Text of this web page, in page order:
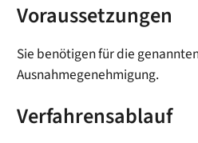
Voraussetzungen
Sie benötigen für die
Ausnahmegenehmigung.
Verfahrensablauf